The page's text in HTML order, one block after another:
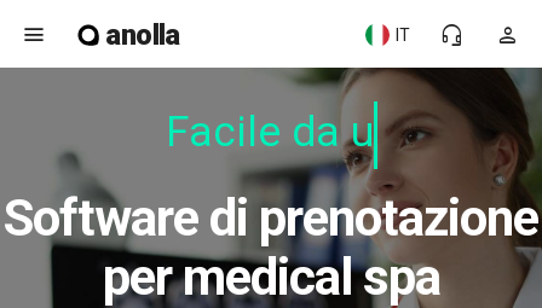
menu anolla person
headset_mic
IT
Facile da us
Software di prenotazione
per medical spa